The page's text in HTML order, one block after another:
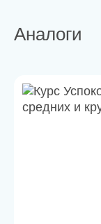
Аналоги